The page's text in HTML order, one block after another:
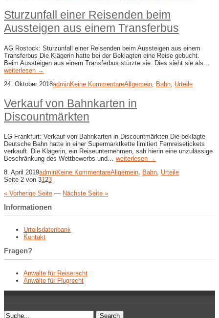
Sturzunfall einer Reisenden beim
Aussteigen aus einem Transferbus
AG Rostock: Sturzunfall einer Reisenden beim Aussteigen aus einem
Transferbus Die Klägerin hatte bei der Beklagten eine Reise gebucht.
Beim Aussteigen aus einem Transferbus stürzte sie. Dies sieht sie als…
weiterlesen →
24. Oktober 2018adminKeine KommentareAllgemein Bahn Urteile
Verkauf von Bahnkarten in
Discountmärkten
LG Frankfurt: Verkauf von Bahnkarten in Discountmärkten Die beklagte
Deutsche Bahn hatte in einer Supermarktkette limitiert Fernreisetickets
verkauft. Die Klägerin, ein Reiseunternehmen, sah hierin eine unzulässige
Beschränkung des Wettbewerbs und… weiterlesen →
8. April 2019adminKeine KommentareAllgemein Bahn Urteile
Seite 2 von 31 23
« Vorherige Seite — Nächste Seite »
Informationen
Urteilsdatenbank
Kontakt
Fragen?
Anwälte für Reiserecht
Anwälte für Flugrecht